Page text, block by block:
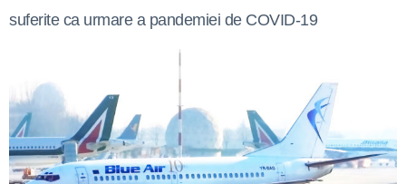
suferite ca urmare a pandemiei de COVID-19